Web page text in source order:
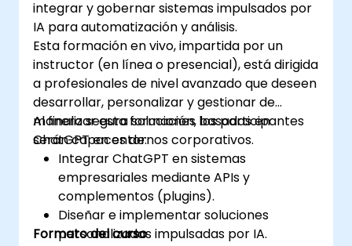
integrar y gobernar sistemas impulsados por
IA para automatización y análisis.
Esta formación en vivo, impartida por un
instructor (en línea o presencial), está dirigida
a profesionales de nivel avanzado que deseen
desarrollar, personalizar y gestionar de
manera segura soluciones basadas en
ChatGPT en entornos corporativos.
Al finalizar esta formación, los participantes
serán capaces de:
Integrar ChatGPT en sistemas
empresariales mediante APIs y
complementos (plugins).
Diseñar e implementar soluciones
personalizadas impulsadas por IA.
Formato del curso